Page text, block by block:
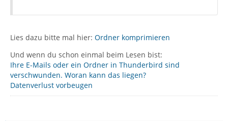
Lies dazu bitte mal hier: Ordner komprimieren
Und wenn du schon einmal beim Lesen bist:
Ihre E-Mails oder ein Ordner in Thunderbird sind
verschwunden. Woran kann das liegen?
Datenverlust vorbeugen